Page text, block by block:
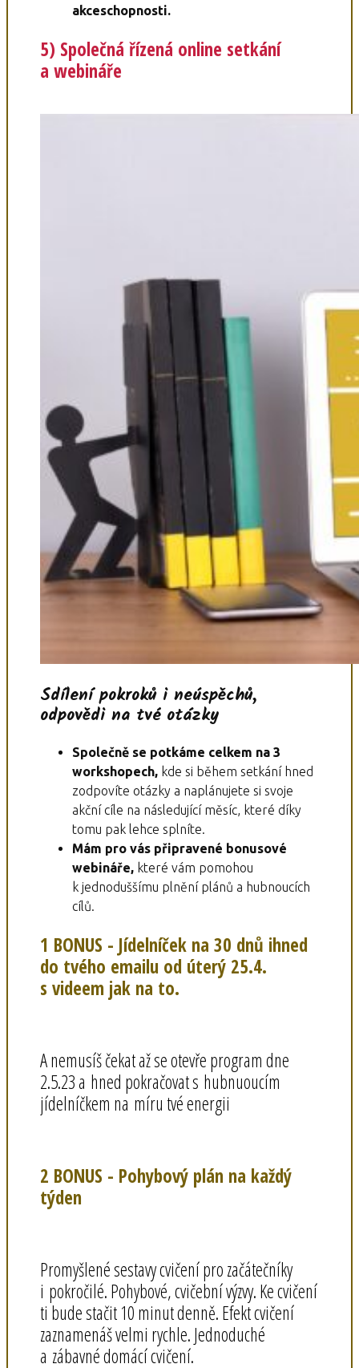
akceschopnosti.
5) Společná řízená online setkání
a webináře
Sdílení pokroků i neúspěchů,
odpovědi na tvé otázky
Společně se potkáme celkem na 3
workshopech, kde si během setkání hned
zodpovíte otázky a naplánujete si svoje
akční cíle na následující měsíc, které díky
tomu pak lehce splníte.
Mám pro vás připravené bonusové
webináře, které vám pomohou
k jednoduššímu plnění plánů a hubnoucích
cílů.
1 BONUS - Jídelníček na 30 dnů ihned
do tvého emailu od úterý 25.4.
s videem jak na to.
A nemusíš čekat až se otevře program dne
2.5.23 a hned pokračovat s hubnuoucím
jídelníčkem na míru tvé energii
2 BONUS - Pohybový plán na každý
týden
Promyšlené sestavy cvičení pro začátečníky
i pokročilé. Pohybové, cvičební výzvy. Ke cvičení
ti bude stačit 10 minut denně. Efekt cvičení
zaznamenáš velmi rychle. Jednoduché
a zábavné domácí cvičení.